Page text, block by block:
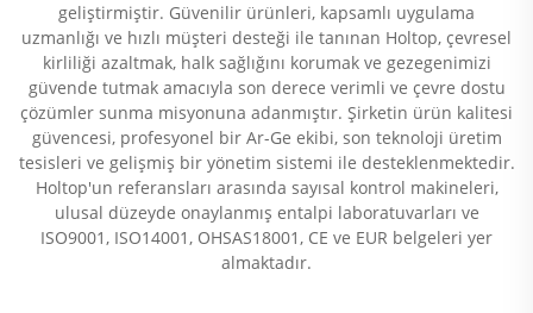
geliştirmiştir. Güvenilir ürünleri, kapsamlı uygulama
uzmanlığı ve hızlı müşteri desteği ile tanınan Holtop, çevresel
kirliliği azaltmak, halk sağlığını korumak ve gezegenimizi
güvende tutmak amacıyla son derece verimli ve çevre dostu
çözümler sunma misyonuna adanmıştır. Şirketin ürün kalitesi
güvencesi, profesyonel bir Ar-Ge ekibi, son teknoloji üretim
tesisleri ve gelişmiş bir yönetim sistemi ile desteklenmektedir.
Holtop'un referansları arasında sayısal kontrol makineleri,
ulusal düzeyde onaylanmış entalpi laboratuvarları ve
ISO9001, ISO14001, OHSAS18001, CE ve EUR belgeleri yer
almaktadır.